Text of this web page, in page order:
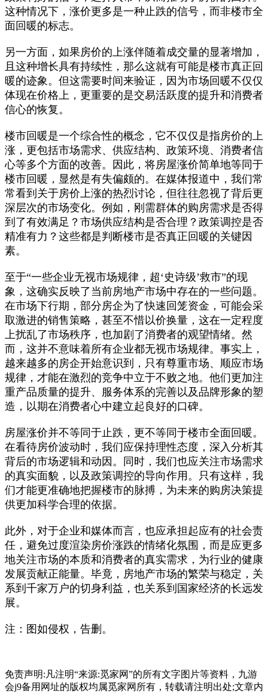
这种情况下，涨价更多是一种止跌的信号，而非楼市全
面回暖的标志。
另一方面，如果房价的上涨伴随着成交量的显著增加，
且这种增长具有持续性，那么这就有可能是楼市真正回
暖的迹象。但这需要时间来验证，因为市场回暖不仅仅
体现在价格上，更重要的是交易活跃度的提升和消费者
信心的恢复。
楼市回暖是一个综合性的概念，它不仅仅是指房价的上
涨，更包括市场需求、供应结构、政策环境、消费者信
心等多个方面的改善。因此，将房屋涨价简单地等同于
楼市回暖，显然是有失偏颇的。在媒体报道中，我们常
常看到关于房价上涨的热烈讨论，但往往忽视了背后更
深层次的市场变化。例如，刚需群体的购房需求是否得
到了有效满足？市场供应结构是否合理？政策调控是否
精准有力？这些都是判断楼市是否真正回暖的关键因
素。
至于“一些企业无视市场规律，超‘史诗级’救市”的现
象，这确实反映了当前房地产市场中存在的一些问题。
在市场下行期，部分房企为了快速回笼资金，可能会采
取激进的销售策略，甚至不惜以价换量，这在一定程度
上扰乱了市场秩序，也加剧了消费者的观望情绪。然
而，这并不意味着所有企业都无视市场规律。事实上，
越来越多的房企开始意识到，只有尊重市场、顺应市场
规律，才能在激烈的竞争中立于不败之地。他们更加注
重产品质量的提升、服务体系的完善以及品牌形象的塑
造，以期在消费者心中建立起良好的口碑。
房屋涨价并不等同于止跌，更不等同于楼市全面回暖。
在看待房价波动时，我们应保持理性态度，深入分析其
背后的市场逻辑和动因。同时，我们也应关注市场需求
的真实面貌，以及政策调控的导向作用。只有这样，我
们才能更准确地把握楼市的脉搏，为未来的购房决策提
供更加科学合理的依据。
此外，对于企业和媒体而言，也应承担起应有的社会责
任，避免过度渲染房价涨跌的情绪化氛围，而是应更多
地关注市场的本质和消费者的真实需求，为行业的健康
发展贡献正能量。毕竟，房地产市场的繁荣与稳定，关
系到千家万户的切身利益，也关系到国家经济的长远发
展。
注：图如侵权，告删。
免责声明:凡注明“来源:觅家网”的所有文字图片等资料，九游
会j9备用网址的版权均属觅家网所有，转载请注明出处;文章内